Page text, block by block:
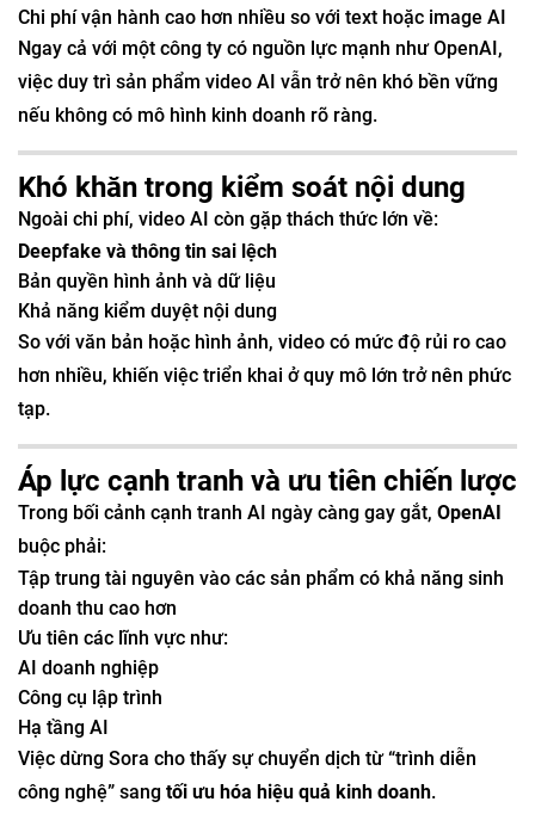
Chi phí vận hành cao hơn nhiều so với text hoặc image AI
Ngay cả với một công ty có nguồn lực mạnh như OpenAI,
việc duy trì sản phẩm video AI vẫn trở nên khó bền vững
nếu không có mô hình kinh doanh rõ ràng.
Khó khăn trong kiểm soát nội dung
Ngoài chi phí, video AI còn gặp thách thức lớn về:
Deepfake và thông tin sai lệch
Bản quyền hình ảnh và dữ liệu
Khả năng kiểm duyệt nội dung
So với văn bản hoặc hình ảnh, video có mức độ rủi ro cao
hơn nhiều, khiến việc triển khai ở quy mô lớn trở nên phức
tạp.
Áp lực cạnh tranh và ưu tiên chiến lược
Trong bối cảnh cạnh tranh AI ngày càng gay gắt, OpenAI
buộc phải:
Tập trung tài nguyên vào các sản phẩm có khả năng sinh
doanh thu cao hơn
Ưu tiên các lĩnh vực như:
AI doanh nghiệp
Công cụ lập trình
Hạ tầng AI
Việc dừng Sora cho thấy sự chuyển dịch từ “trình diễn
công nghệ” sang tối ưu hóa hiệu quả kinh doanh.